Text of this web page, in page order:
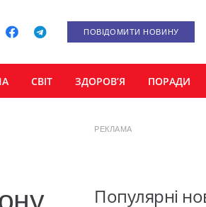
ПОВІДОМИТИ НОВИНУ
СВІТ ЗДОРОВ’Я ПОРАДИ
РЕКЛАМА
Популярні